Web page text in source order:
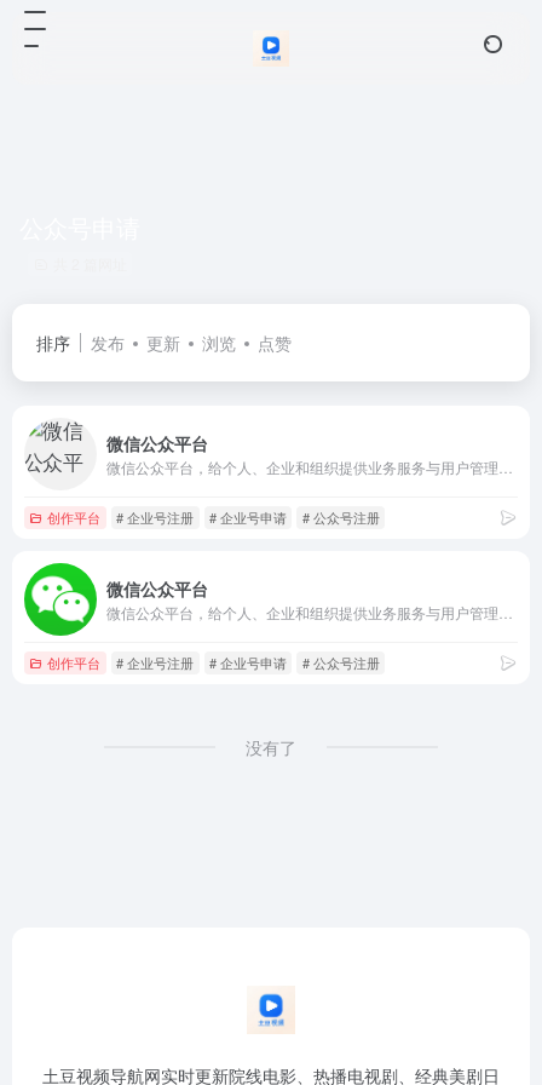
排序 发布 更新 浏览 点赞
微信公众平台
创作平台 # 企业号注册 # 企业号申请 # 公众号注册
微信公众平台
创作平台 # 企业号注册 # 企业号申请 # 公众号注册
没有了
土豆视频导航网实时更新院线电影、热播电视剧、经典美剧日